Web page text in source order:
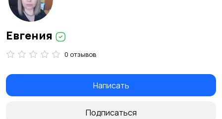
Евгения
0 отзывов
Написать
Подписаться